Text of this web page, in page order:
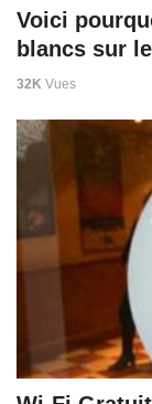
Voici
blancs sur
32K Vues